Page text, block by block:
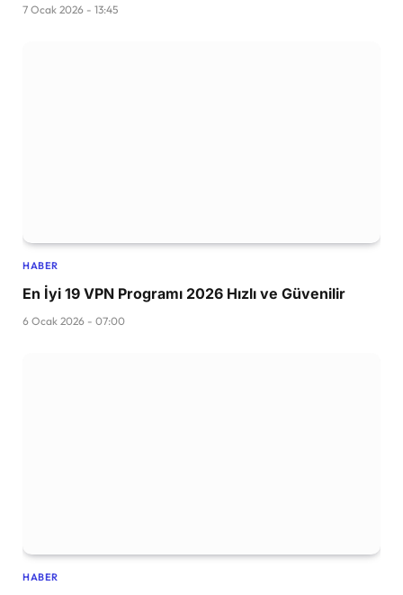
7 Ocak 2026 - 13:45
HABER
En İyi 19 VPN Programı 2026 Hızlı ve Güvenilir
6 Ocak 2026 - 07:00
HABER